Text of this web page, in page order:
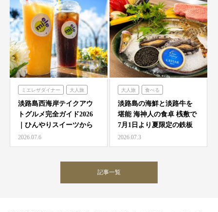
ミエレザダイナー 大人旅
家族旅 食べる
ハローキティスマイル
ミエレザガーデン
ハローキティショーボックス
淡路島西海岸テイクアウ
トグルメ完全ガイド2026
｜ひんやりスイーツから
絶品グルメまで徹底紹…
2026.07.6
大人旅 食べる
海神人の食卓
淡路島の海鮮と淡路牛を
堪能 海神人の食卓 桟敷で
7月1日より夏限定の鉄板
焼きコース4種が登…
2026.07.3
記事一覧